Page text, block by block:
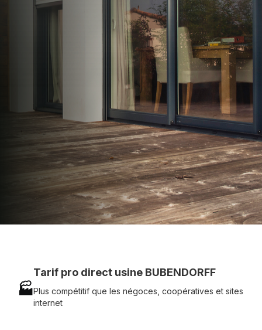
N2PRO Fermetures est votre référent Distributeur
en volets roulants Somfy officiel pour vous
apporter : Tarifs directs usines sans minimum
d'achat - Assistance technique chantier et
service réactif avec simplicité.
07 83 35 69 17
MON DEVIS MOTEUR
Voir tous nos produits
🏭
Tarif pro direct usine BUBENDORFF
Plus compétitif que les négoces, coopératives et sites
internet